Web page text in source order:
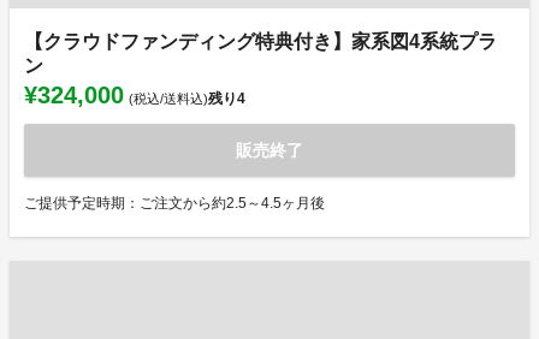
【クラウドファンディング特典付き】家系図4系統プラ
ン
¥324,000 (税込/送料込)残り4
販売終了
ご提供予定時期：ご注文から約2.5～4.5ヶ月後